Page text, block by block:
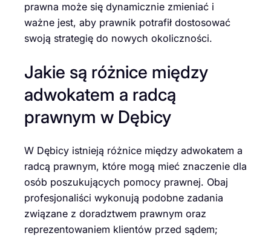
prawna może się dynamicznie zmieniać i
ważne jest, aby prawnik potrafił dostosować
swoją strategię do nowych okoliczności.
Jakie są różnice między
adwokatem a radcą
prawnym w Dębicy
W Dębicy istnieją różnice między adwokatem a
radcą prawnym, które mogą mieć znaczenie dla
osób poszukujących pomocy prawnej. Obaj
profesjonaliści wykonują podobne zadania
związane z doradztwem prawnym oraz
reprezentowaniem klientów przed sądem;